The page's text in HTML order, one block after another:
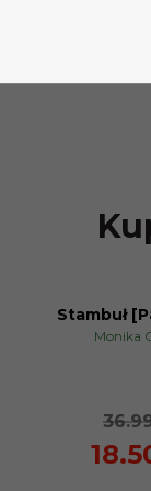
Stambuł
Monika